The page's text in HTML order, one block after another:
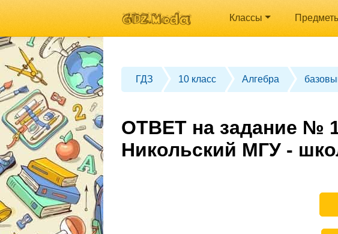
Классы
ГДЗ 10 класс Алгебра
ОТВЕТ на задание №
Никольский МГУ -